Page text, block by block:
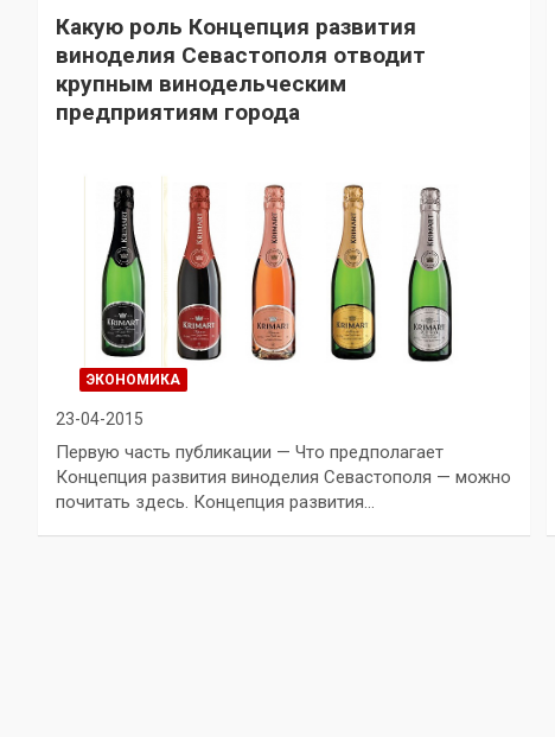
Какую роль Концепция развития
виноделия Севастополя отводит
крупным винодельческим
предприятиям города
ЭКОНОМИКА
23-04-2015
Первую часть публикации — Что предполагает
Концепция развития виноделия Севастополя — можно
почитать здесь. Концепция развития…